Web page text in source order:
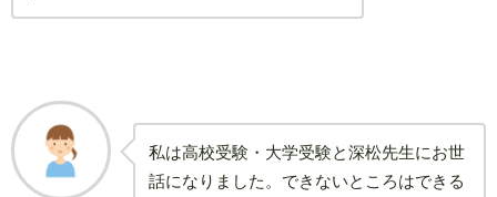
私は高校受験・大学受験と深松先生にお世
話になりました。できないところはできる